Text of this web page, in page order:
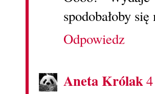
spodobałoby
Odpowiedz
Aneta Królak